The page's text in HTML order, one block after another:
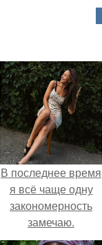
В последнее время
я всё чаще одну
закономерность
замечаю.